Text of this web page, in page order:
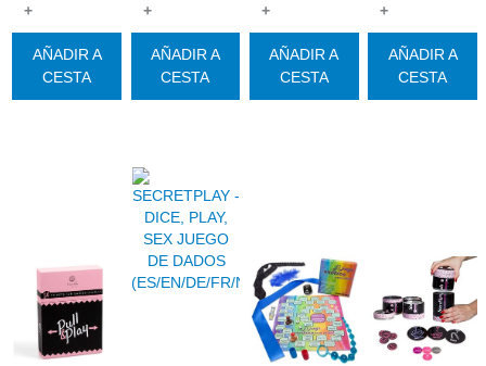
+
AÑADIR A
CESTA
+
AÑADIR A
CESTA
+
AÑADIR A
CESTA
+
AÑADIR A
CESTA